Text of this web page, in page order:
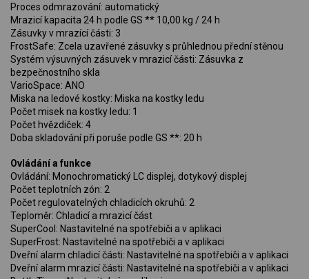
Proces odmrazování: automatický
Mrazicí kapacita 24 h podle GS ** 10,00 kg / 24 h
Zásuvky v mrazící části: 3
FrostSafe: Zcela uzavřené zásuvky s průhlednou přední stěnou
Systém výsuvných zásuvek v mrazicí části: Zásuvka z
bezpečnostního skla
VarioSpace: ANO
Miska na ledové kostky: Miska na kostky ledu
Počet misek na kostky ledu: 1
Počet hvězdiček: 4
Doba skladování při poruše podle GS **: 20 h
Ovládání a funkce
Ovládání: Monochromatický LC displej, dotykový displej
Počet teplotních zón: 2
Počet regulovatelných chladicích okruhů: 2
Teploměr: Chladicí a mrazicí část
SuperCool: Nastavitelné na spotřebiči a v aplikaci
SuperFrost: Nastavitelné na spotřebiči a v aplikaci
Dveřní alarm chladicí části: Nastavitelné na spotřebiči a v aplikaci
Dveřní alarm mrazicí části: Nastavitelné na spotřebiči a v aplikaci